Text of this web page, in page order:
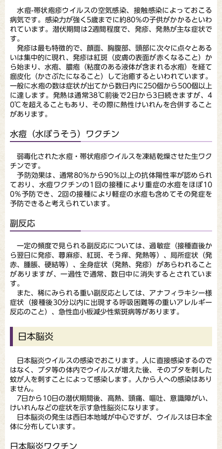
水痘-帯状疱疹ウイルスの空気感染、接触感染によっておこる
病気です。感染力が強く5歳までに約80％の子供がかかるといわ
れています。潜伏期間は2週間程度で、発疹、発熱が主な症状で
す。
発疹は最も特徴的で、顔面、胸腹部、頭部に次々に点々とある
いは集中的に現れ、発疹は紅斑（皮膚の表面が赤くなること）か
ら始まり、水疱、膿疱（粘度のある液体が含まれる水疱）を経て
痂皮化（かさぶたになること）して治癒するといわれています。
一般に水疱の数は症状が出てから数日内に250個から500個以上
に達します。発熱は通常38℃前後で2日から3日続きますが、4
0℃を超えることもあり、その際に熱性けいれんを合併すること
があります。
水痘（水ぼうそう）ワクチン
弱毒化された水痘・帯状疱疹ウイルスを凍結乾燥させた生ワク
チンです。
予防効果は、通常80％から90％以上の抗体陽性率が認められ
ており、水痘ワクチンの1回の接種により重症の水痘をほぼ10
0％予防でき、2回の接種により軽症の水痘も含めてその発症を
予防できると考えられています。
副反応
一定の頻度で見られる副反応については、過敏症（接種直後か
ら翌日に発疹、蕁麻疹、紅斑、そう痒、発熱等）、局所症状（発
赤、腫脹、硬結等）、全身症状（発熱、発疹）があらわれること
がありますが、一過性で通常、数日中に消失するとされていま
す。
また、稀にみられる重い副反応としては、アナフィラキシー様
症状（接種後30分以内に出現する呼吸困難等の重いアレルギー
反応のこと）、急性血小板減少性紫斑病等があります。
日本脳炎
日本脳炎ウイルスの感染でおこります。人に直接感染するので
はなく、ブタ等の体内でウイルスが増えた後、そのブタを刺した
蚊が人を刺すことによって感染します。人から人への感染はあり
ません。
7日から10日の潜伏期間後、高熱、頭痛、嘔吐、意識障がい、
けいれんなどの症状を示す急性脳炎になります。
日本脳炎の発生は西日本地域が中心ですが、ウイルスは日本全
体に分布しています。
日本脳炎ワクチン